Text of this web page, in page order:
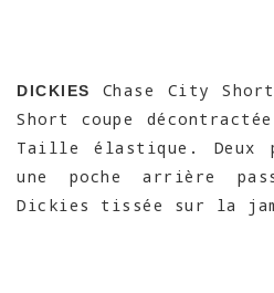
DICKIES
Chase City Short
Short coupe
Taille élastique. Deux
une poche arrière
Dickies tissée sur la